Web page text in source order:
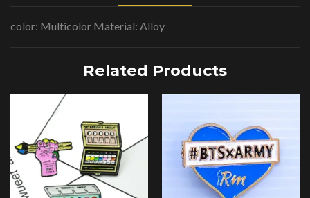
color: Multicolor Material: Alloy
Related Products